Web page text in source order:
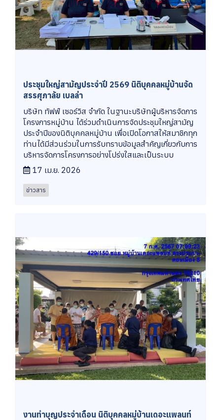
ประชุมใหญ่สามัญประจำปี 2569 นิติบุคคลหมู่บ้านจัด
สรรศุภาลัย เบลล่า
บริษัท ทัฟฟ์ เซอร์วิส จำกัด ในฐานะบริษัทผู้บริหารจัดการ
โครงการหมู่บ้าน ได้ร่วมดำเนินการจัดประชุมใหญ่สามัญ
ประจำปีของนิติบุคคลหมู่บ้าน เพื่อเปิดโอกาสให้สมาชิกทุก
ท่านได้มีส่วนร่วมในการรับทราบข้อมูลสำคัญเกี่ยวกับการ
บริหารจัดการโครงการอย่างโปร่งใสและเป็นระบบ
17 เม.ย. 2026
ข่าวสาร
งานทำบุญประจำเดือน นิติบุคคลหมู่บ้านเดอะแพลนท์